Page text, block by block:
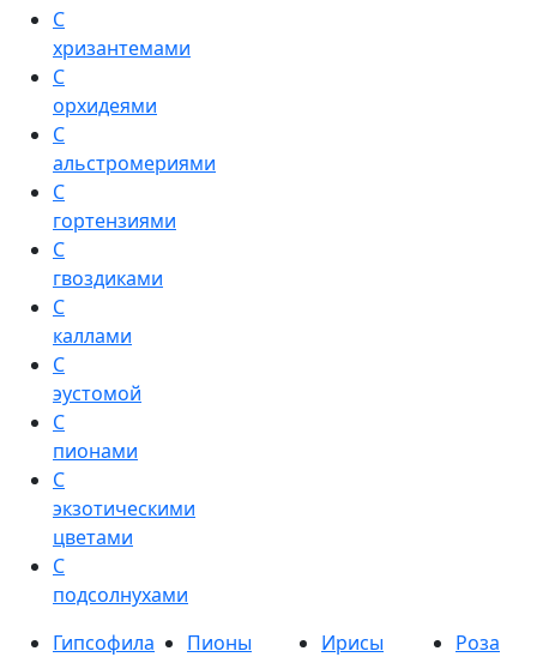
С
хризантемами
С
орхидеями
С
альстромериями
С
гортензиями
С
гвоздиками
С
каллами
С
эустомой
С
пионами
С
экзотическими
цветами
С
подсолнухами
Гипсофила
Пионы Ирисы
Роза